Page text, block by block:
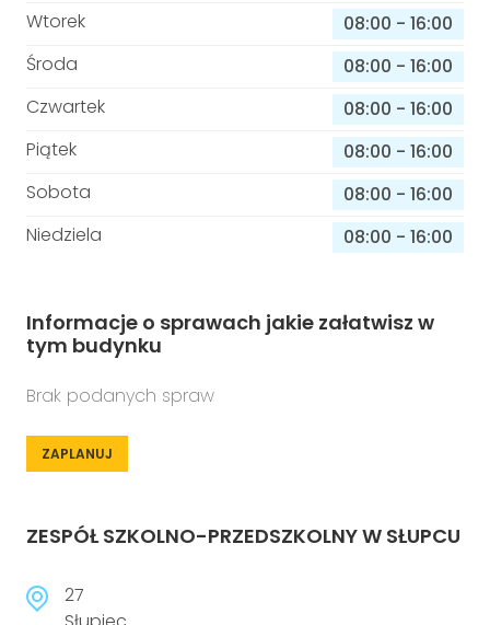
Wtorek
08:00 - 16:00
Środa
08:00 - 16:00
Czwartek
08:00 - 16:00
Piątek
08:00 - 16:00
Sobota
08:00 - 16:00
Niedziela
08:00 - 16:00
Informacje o sprawach jakie załatwisz w
tym budynku
Brak podanych spraw
ZAPLANUJ
ZESPÓŁ SZKOLNO-PRZEDSZKOLNY W SŁUPCU
27